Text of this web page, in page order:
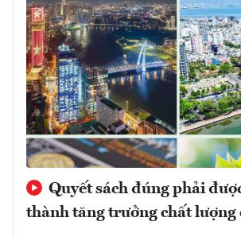
Quyết sách đúng phải
thành tăng trưởng chất lượng